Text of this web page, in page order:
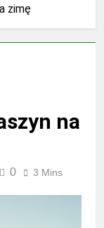
zimę
na
0 3 Mins